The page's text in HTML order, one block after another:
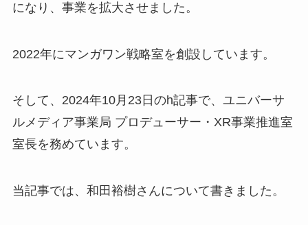
になり、事業を拡大させました。
2022年にマンガワン戦略室を創設しています。
そして、2024年10月23日のh記事で、ユニバーサ
ルメディア事業局 プロデューサー・XR事業推進室
室長を務めています。
当記事では、和田裕樹さんについて書きました。